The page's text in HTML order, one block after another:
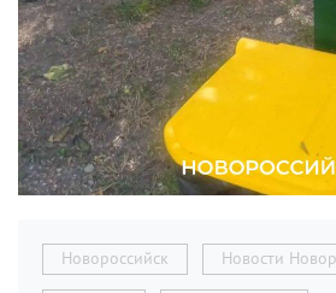
Новороссийск Новости